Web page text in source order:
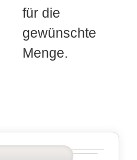
für die
gewünschte
Menge.